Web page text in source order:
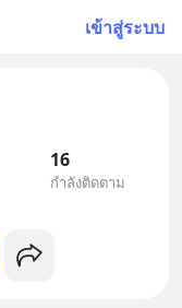
เข้าสู่ระบบ
16
กำลังติดตาม